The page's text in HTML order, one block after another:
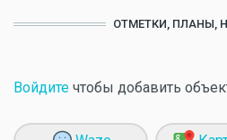
ОТМЕТКИ, ПЛАНЫ,
Войдите чтобы добавить